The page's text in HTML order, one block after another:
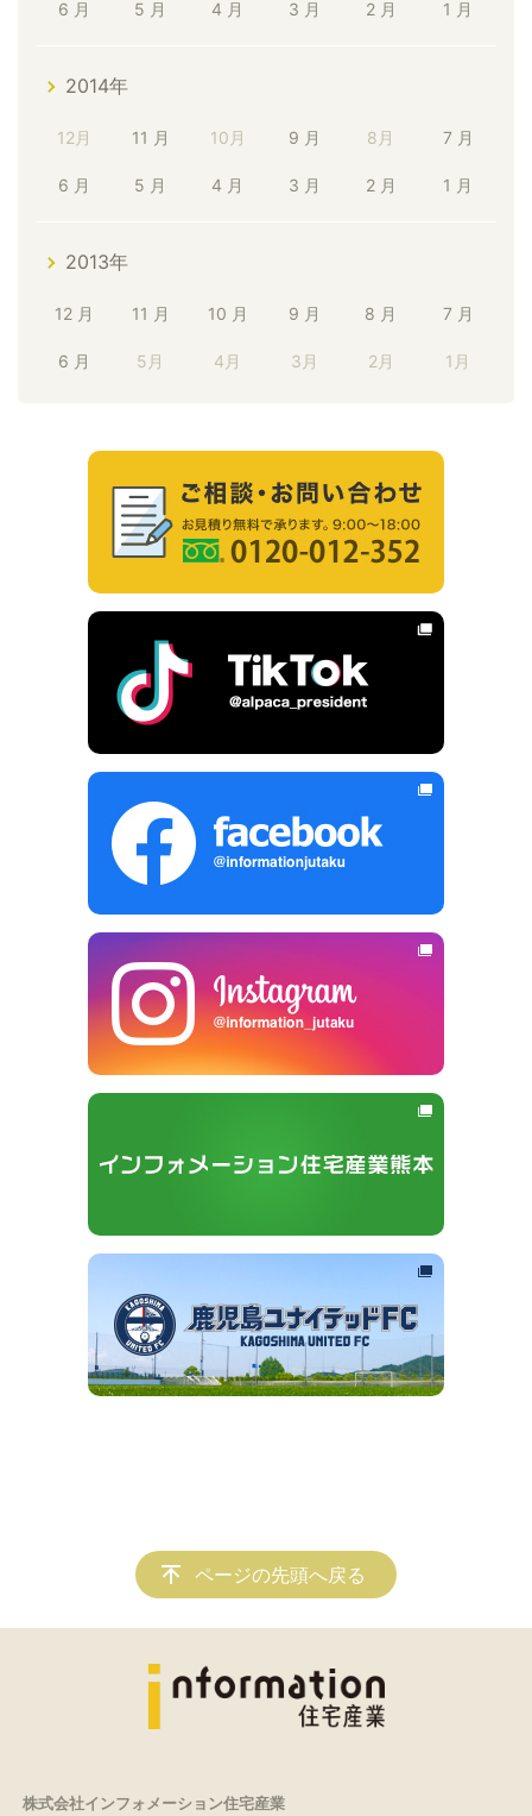
6 月 5 月 4 月 3 月 2 月 1 月
2014年
12月 11 月 10月 9 月 8月 7 月
6 月 5 月 4 月 3 月 2 月 1 月
2013年
12 月 11 月 10 月 9 月 8 月 7 月
6 月 5月 4月 3月 2月 1月
ページの先頭へ戻る
株式会社インフォメーション住宅産業